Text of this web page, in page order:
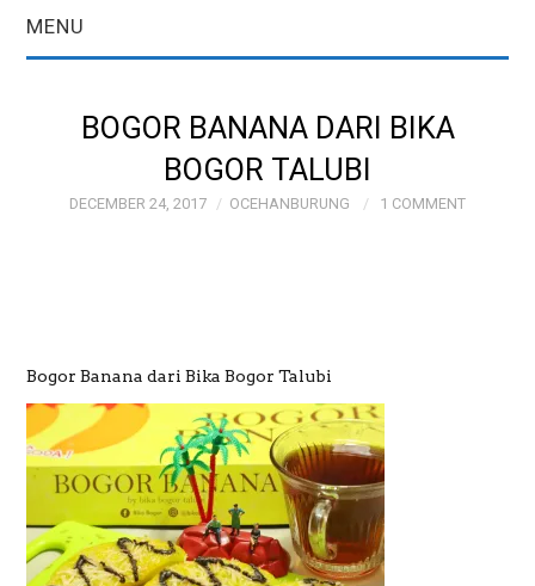
MENU
GALERI
SUDRAJAT
GALERI MEME
OCEHANBURUNG
PRICE LIST AK
BOGOR BANANA DARI BIKA
BOGOR TALUBI
DECEMBER 24, 2017 OCEHANBURUNG 1 COMMENT
Bogor Banana dari Bika Bogor Talubi